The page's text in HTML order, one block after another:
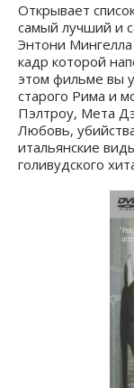
Открывает
самый лучший и
Энтони
кадр которой
этом фильме вы
старого Рима и
Пэлтроу, Мета
Любовь,
итальянские
голивудского